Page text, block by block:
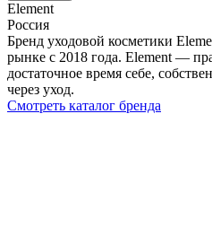
Element
Россия
Бренд уходовой косметики
рынке с 2018 года. Element —
достаточное время себе,
через уход.
Смотреть каталог бренда